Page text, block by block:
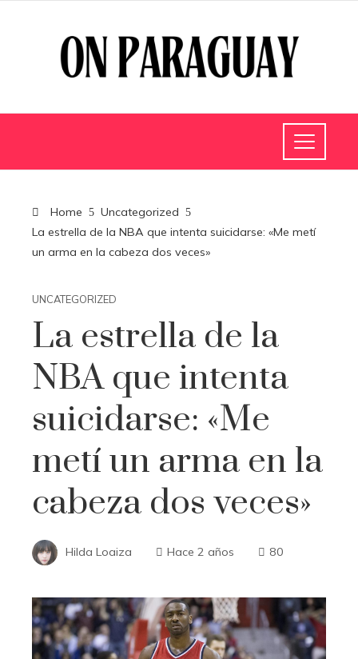
Home
Uncategorized
La estrella de la NBA que intenta suicidarse: «Me metí
un arma en la cabeza dos veces»
UNCATEGORIZED
La estrella de la
NBA que intenta
suicidarse: «Me
metí un arma en la
cabeza dos veces»
Hilda Loaiza Hace 2 años 80